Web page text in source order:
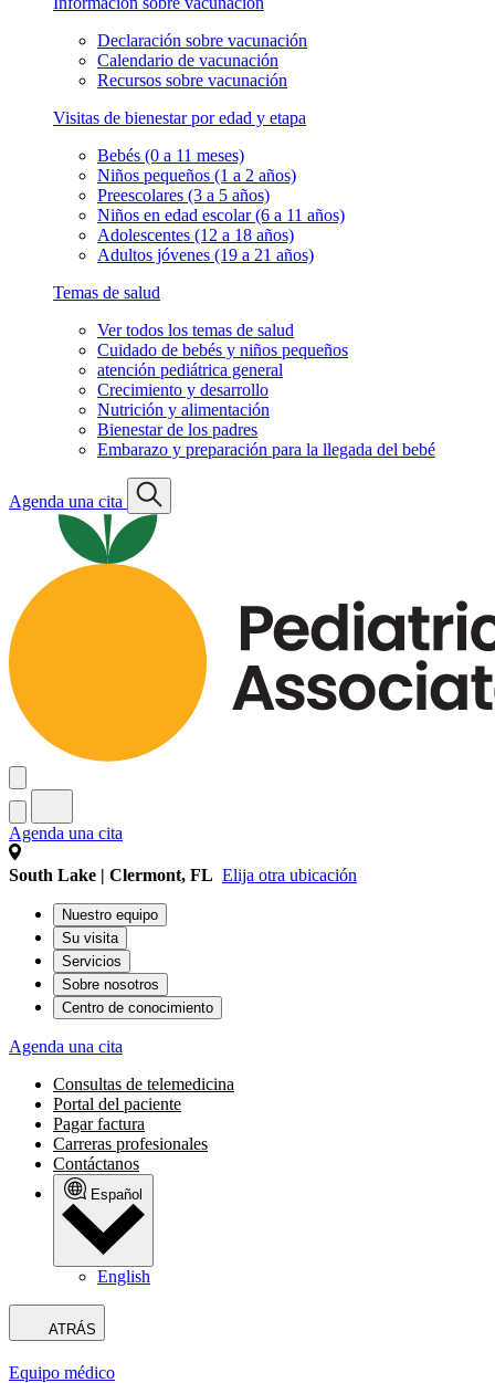
Declaración sobre vacunación
Calendario de vacunación
Recursos sobre vacunación
Visitas de bienestar por edad y etapa
Bebés (0 a 11 meses)
Niños pequeños (1 a 2 años)
Preescolares (3 a 5 años)
Niños en edad escolar (6 a 11 años)
Adolescentes (12 a 18 años)
Adultos jóvenes (19 a 21 años)
Temas de salud
Ver todos los temas de salud
Cuidado de bebés y niños pequeños
atención pediátrica general
Crecimiento y desarrollo
Nutrición y alimentación
Bienestar de los padres
Embarazo y preparación para la llegada del bebé
Agenda una cita
Agenda una cita
South Lake | Clermont, FL Elija otra ubicación
Nuestro equipo
Su visita
Servicios
Sobre nosotros
Centro de conocimiento
Agenda una cita
Consultas de telemedicina
Portal del paciente
Pagar factura
Carreras profesionales
Contáctanos
Español
English
ATRÁS
Equipo médico